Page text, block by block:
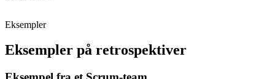
Eksempler
Eksempler på retrospektiver